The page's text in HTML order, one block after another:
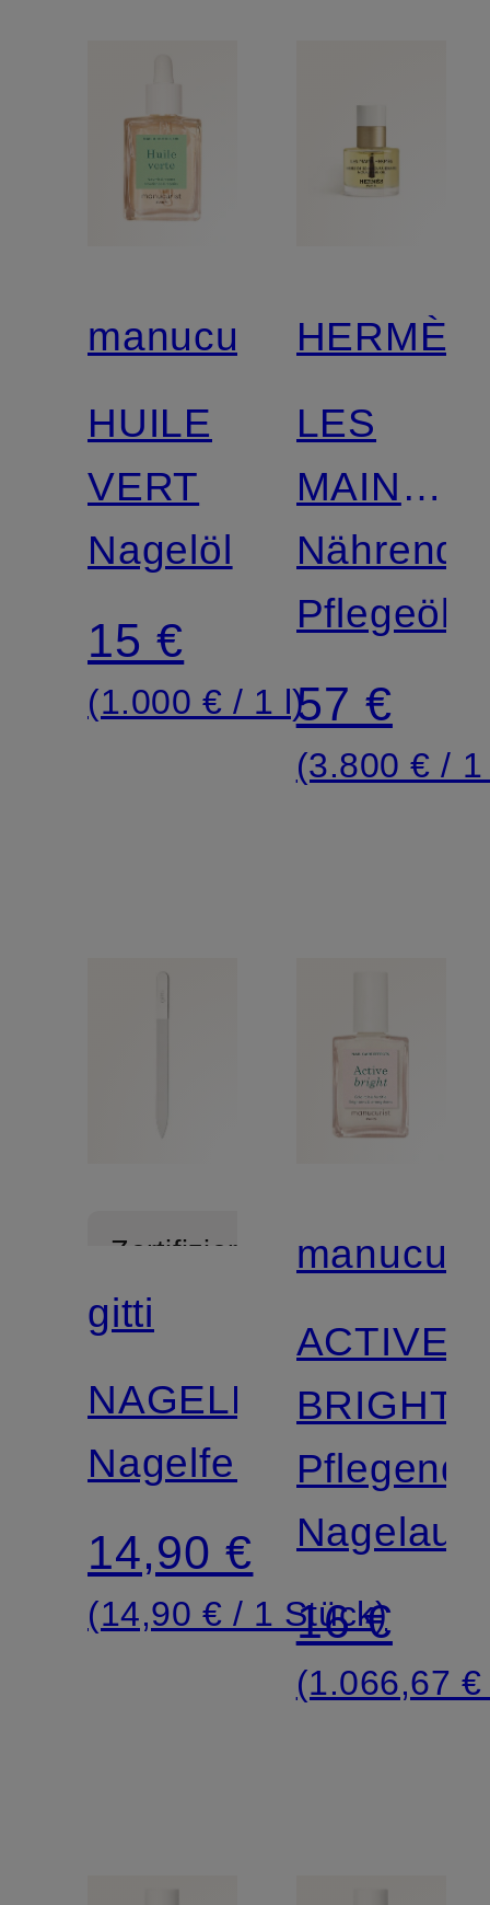
manucurist
HUILE
VERT
Nagelöl
15 €
(1.000 € / 1 l)
HERMÈS
LES
MAINS
HERMÈS
Pflegeöl
57 €
(3.800 € /
Zertifiziert
gitti
NAGELFEILE
Nagelfeile
14,90 €
(14,90 € / 1 Stück)
ACTIVE
BRIGHT
16 €
(1.066,67